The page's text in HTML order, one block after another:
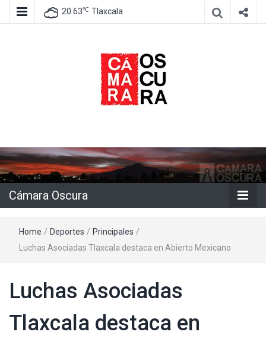
20.63℃ Tlaxcala
Cámara
Oscura
Cámara Oscura
Home / Deportes / Principales /
Luchas Asociadas Tlaxcala destaca en Abierto Mexicano
Luchas Asociadas
Tlaxcala destaca en